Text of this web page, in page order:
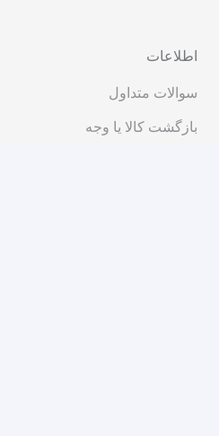
اطلاعات
سوالات متداول
بازگشت کالا یا وجه